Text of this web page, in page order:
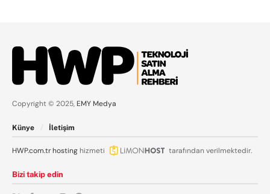
Copyright © 2025, EMY Medya
Künye İletişim
HWP.com.trhosting hizmeti tarafından verilmektedir.
Bizi takip edin